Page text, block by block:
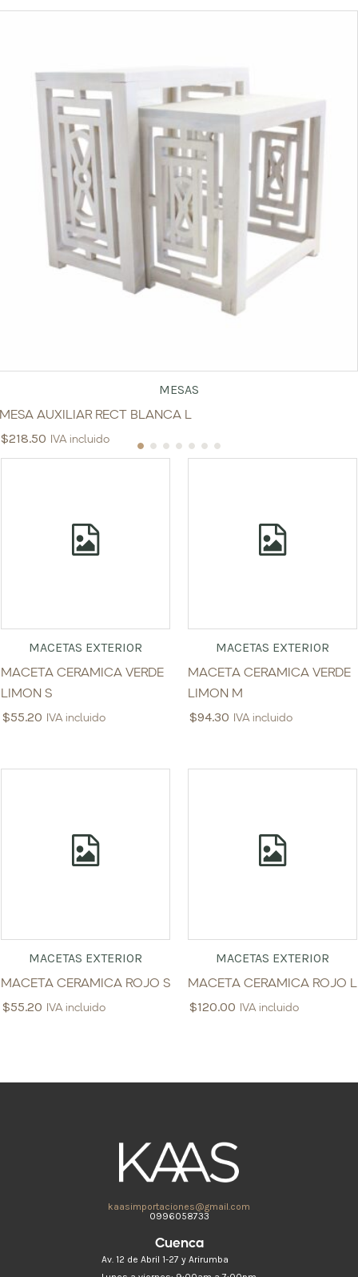
MESAS
MESA AUXILIAR RECT BLANCA L
$218.50 IVA incluido
MACETAS EXTERIOR
MACETA CERAMICA VERDE
LIMON S
$55.20 IVA incluido
MACETAS EXTERIOR
MACETA CERAMICA VERDE
LIMON M
$94.30 IVA incluido
MACETAS EXTERIOR
MACETA CERAMICA ROJO S
$55.20 IVA incluido
MACETAS EXTERIOR
MACETA CERAMICA ROJO L
$120.00 IVA incluido
kaasimportaciones@gmail.com
0996058733
Cuenca
Av. 12 de Abril 1-27 y Arirumba